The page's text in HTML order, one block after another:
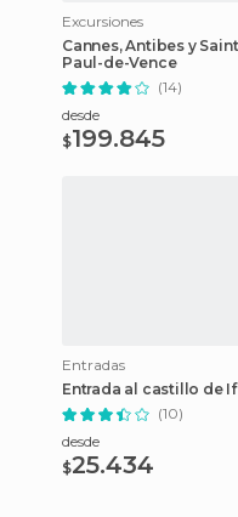
Excursiones
Cannes, Antibes y
Paul-de-Vence
(14)
desde
$199.845
Entradas
Entrada al castillo de If
(10)
desde
$25.434